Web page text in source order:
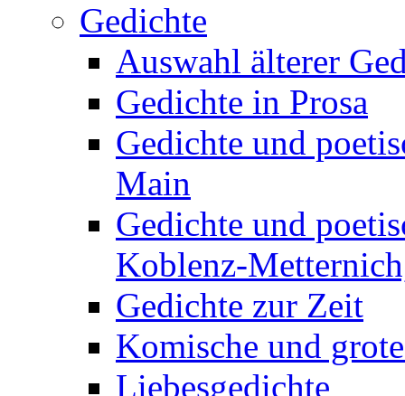
Gedichte
Auswahl älterer
Gedichte in Prosa
Gedichte und
Main
Gedichte und
Koblenz-
Gedichte zur Zeit
Komische und
Liebesgedichte